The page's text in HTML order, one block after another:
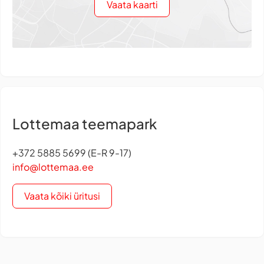
Vaata kaarti
Lottemaa teemapark
+372 5885 5699 (E-R 9-17)
info@lottemaa.ee
Vaata kõiki üritusi